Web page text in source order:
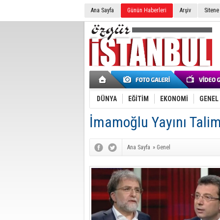
Ana Sayfa Günün Haberleri Arşiv
DÜNYA EĞİTİM EKONOMİ GENEL
İmamoğlu Yayını
Ana Sayfa » Genel